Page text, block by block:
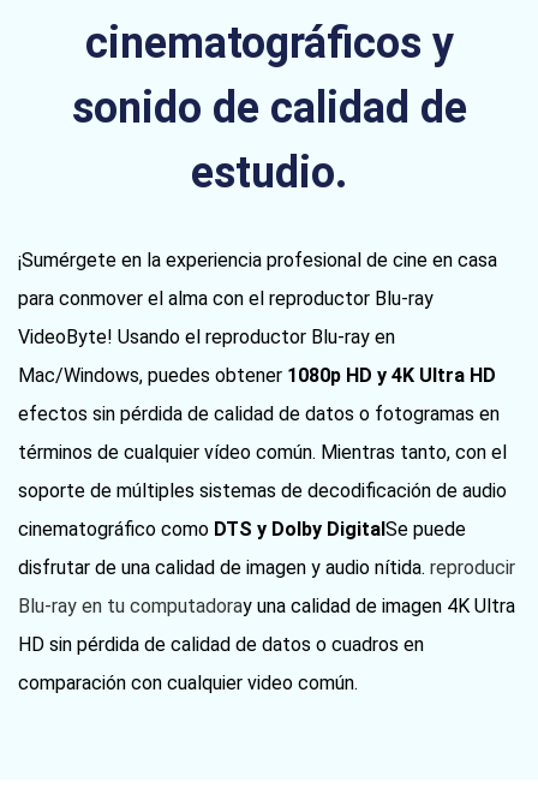
cinematográficos y
sonido de calidad de
estudio.
¡Sumérgete en la experiencia profesional de cine en casa
para conmover el alma con el reproductor Blu-ray
VideoByte! Usando el reproductor Blu-ray en
Mac/Windows, puedes obtener 1080p HD y 4K Ultra HD
efectos sin pérdida de calidad de datos o fotogramas en
términos de cualquier vídeo común. Mientras tanto, con el
soporte de múltiples sistemas de decodificación de audio
cinematográfico como DTS y Dolby DigitalSe puede
disfrutar de una calidad de imagen y audio nítida. reproducir
Blu-ray en tu computadoray una calidad de imagen 4K Ultra
HD sin pérdida de calidad de datos o cuadros en
comparación con cualquier video común.